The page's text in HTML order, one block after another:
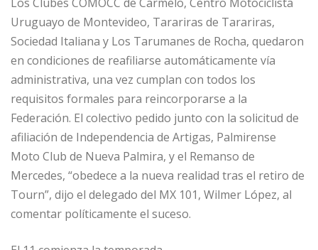
Uruguayo de Montevideo, Tarariras de Tarariras,
Sociedad Italiana y Los Tarumanes de Rocha, quedaron
en condiciones de reafiliarse automáticamente vía
administrativa, una vez cumplan con todos los
requisitos formales para reincorporarse a la
Federación. El colectivo pedido junto con la solicitud de
afiliación de Independencia de Artigas, Palmirense
Moto Club de Nueva Palmira, y el Remanso de
Mercedes, “obedece a la nueva realidad tras el retiro de
Tourn”, dijo el delegado del MX 101, Wilmer López, al
comentar políticamente el suceso.